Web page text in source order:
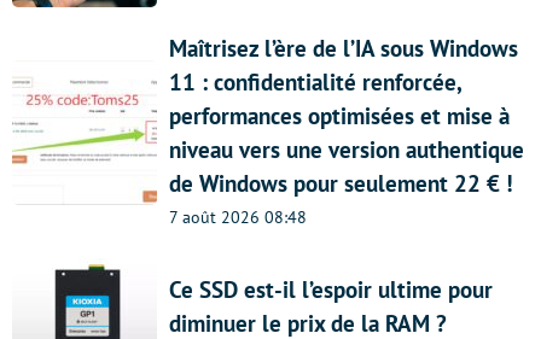
Maîtrisez l’ère de l’IA sous Windows
11 : confidentialité renforcée,
performances optimisées et mise à
niveau vers une version authentique
de Windows pour seulement 22 € !
7 août 2026 08:48
Ce SSD est-il l’espoir ultime pour
diminuer le prix de la RAM ?